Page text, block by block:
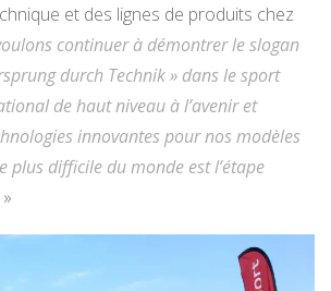
et des lignes de produits chez
continuer à démontrer le slogan
durch Technik » dans le sport
de haut niveau à l’avenir et
innovantes pour nos modèles
plus difficile du monde est l’étape
»